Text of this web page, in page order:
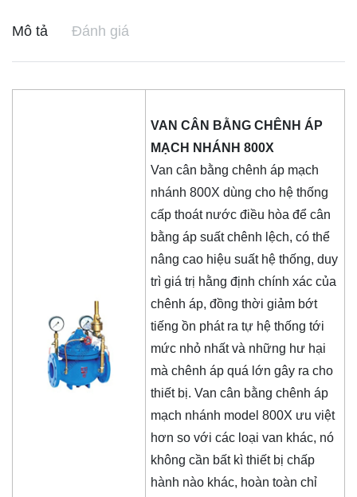
Mô tả Đánh giá
VAN CÂN BẰNG CHÊNH ÁP
MẠCH NHÁNH 800X
Van cân bằng chênh áp mạch
nhánh 800X dùng cho hệ thống
cấp thoát nước điều hòa để cân
bằng áp suất chênh lệch, có thể
nâng cao hiệu suất hệ thống, duy
trì giá trị hằng định chính xác của
chênh áp, đồng thời giảm bớt
tiếng ồn phát ra tự hệ thống tới
mức nhỏ nhất và những hư hại
mà chênh áp quá lớn gây ra cho
thiết bị. Van cân bằng chênh áp
mạch nhánh model 800X ưu việt
hơn so với các loại van khác, nó
không cần bất kì thiết bị chấp
hành nào khác, hoàn toàn chỉ